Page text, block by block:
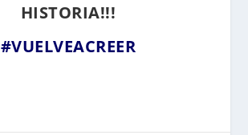
HISTORIA!!!
#VUELVEACREER